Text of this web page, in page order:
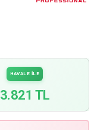
HAVALE İLE
3.821 TL